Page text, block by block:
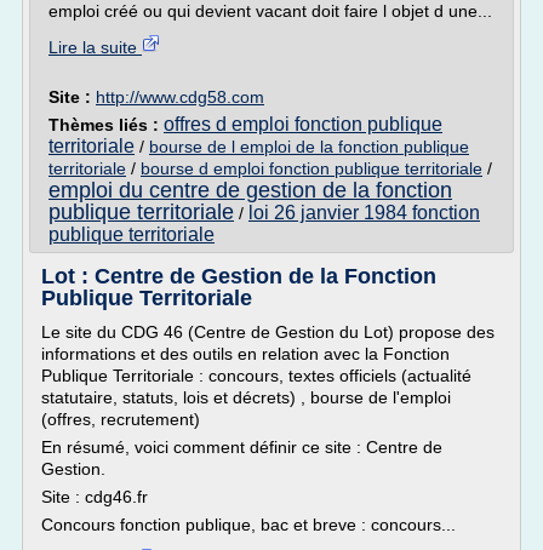
emploi créé ou qui devient vacant doit faire l objet d une...
Lire la suite
Site : http://www.cdg58.com
Thèmes liés : offres d emploi fonction publique
territoriale / bourse de l emploi de la fonction publique
territoriale / bourse d emploi fonction publique territoriale /
emploi du centre de gestion de la fonction
publique territoriale / loi 26 janvier 1984 fonction
publique territoriale
Lot : Centre de Gestion de la Fonction
Publique Territoriale
Le site du CDG 46 (Centre de Gestion du Lot) propose des
informations et des outils en relation avec la Fonction
Publique Territoriale : concours, textes officiels (actualité
statutaire, statuts, lois et décrets) , bourse de l'emploi
(offres, recrutement)
En résumé, voici comment définir ce site : Centre de
Gestion.
Site : cdg46.fr
Concours fonction publique, bac et breve : concours...